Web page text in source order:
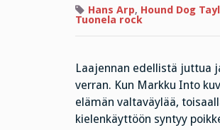
Hans Arp, Hound Dog
Tuonela rock
Laajennan edellistä juttua
verran. Kun Markku Into
elämän valtaväylää,
kielenkäyttöön syntyy